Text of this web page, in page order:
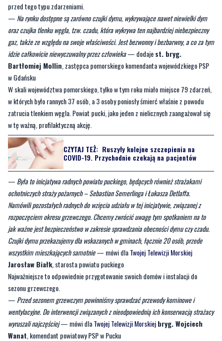
przed tego typu zdarzeniami.
— Na rynku dostępne są zarówno czujki dymu, wykrywające nawet niewielki dym
oraz czujka tlenku węgla, tzw. czadu, która wykrywa ten najbardziej niebezpieczny
gaz, także ze względu na swoje właściwości. Jest bezwonny i bezbarwny, a co za tym
idzie całkowicie niewyczuwalny przez człowieka— dodajest. bryg.
Bartłomiej Mollin , zastępca pomorskiego komendanta wojewódzkiego PSP
w Gdańsku
W skali województwa pomorskiego, tylko w tym roku miało miejsce 79 zdarzeń,
w których było rannych 37 osób, a 3 osoby poniosły śmierć właśnie z powodu
zatrucia tlenkiem węgla. Powiat pucki, jako jeden z nielicznych zaangażował się
w tę ważną, profilaktyczną akcję.
CZYTAJ TEŻ: Ruszyły kolejne szczepienia na
COVID-19. Przychodnie czekają na pacjentów
— Była to inicjatywa radnych powiatu puckiego, będących również strażakami
ochotniczych straży pożarnych – Sebastian Semerlinga i Łukasza Detlaffa.
Namówili pozostałych radnych do wzięcia udziału w tej inicjatywie, związanej z
rozpoczęciem okresu grzewczego. Chcemy zwrócić uwagę tym spotkaniem na to
jak ważne jest bezpieczeństwo w zakresie sprawdzania obecności dymu czy czadu.
Czujki dymu przekazujemy dla wskazanych w gminach, łącznie 20 osób, przede
wszystkim mieszkających samotnie— mówi dlaTwojej Telewizji Morskiej
Jarosław Białk, starosta powiatu puckiego
Najważniejsze to odpowiednie przygotowanie swoich domów i instalacji do
sezonu grzewczego.
— Przed sezonem grzewczym powinniśmy sprawdzać przewody kominowe i
wentylacyjne. Do interwencji związanych z nieodpowiednią ich konserwacją strażacy
wyruszali najczęściej— mówi dlaTwojej Telewizji Morskiejbryg. Wojciech
Wanat , komendant powiatowy PSP w Pucku